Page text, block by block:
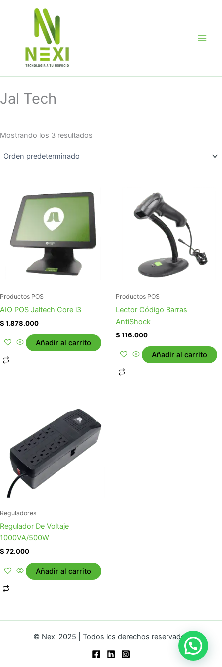
Jal Tech
Mostrando los 3 resultados
Productos POS
AIO POS Jaltech Core i3
$ 1.878.000
Añadir al carrito
Productos POS
Lector Código Barras
AntiShock
$ 116.000
Añadir al carrito
Reguladores
Regulador De Voltaje
1000VA/500W
$ 72.000
Añadir al carrito
© Nexi 2025 | Todos los derechos reservados